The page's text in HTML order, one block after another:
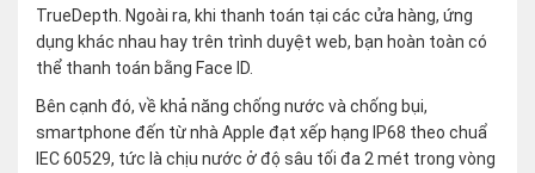
TrueDepth. Ngoài ra, khi thanh toán tại các cửa hàng, ứng
dụng khác nhau hay trên trình duyệt web, bạn hoàn toàn có
thể thanh toán bằng Face ID.
Bên cạnh đó, về khả năng chống nước và chống bụi,
smartphone đến từ nhà Apple đạt xếp hạng IP68 theo chuẩ
IEC 60529, tức là chịu nước ở độ sâu tối đa 2 mét trong vòng